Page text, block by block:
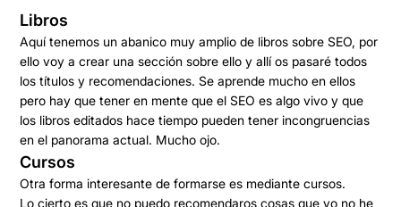
Libros
Aquí tenemos un abanico muy amplio de libros sobre SEO, por
ello voy a crear una sección sobre ello y allí os pasaré todos
los títulos y recomendaciones. Se aprende mucho en ellos
pero hay que tener en mente que el SEO es algo vivo y que
los libros editados hace tiempo pueden tener incongruencias
en el panorama actual. Mucho ojo.
Cursos
Otra forma interesante de formarse es mediante cursos.
Lo cierto es que no puedo recomendaros cosas que yo no he